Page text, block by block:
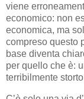
viene
economico: non
economica, ma
compreso questo
base diventa
per quello che è:
terribilmente